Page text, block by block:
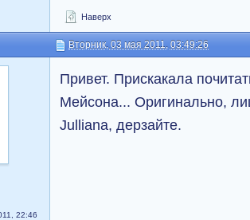
Наверх
Вторник, 03 мая 2011, 03:49:26
22:46
Привет. Прискакала
Мейсона... Оригинально,
Julliana, дерзайте.